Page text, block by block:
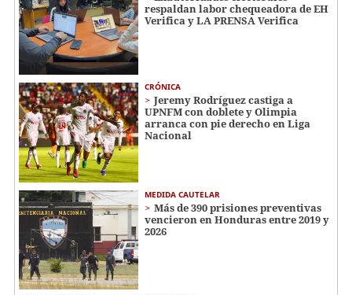
respaldan labor chequeadora de EH
Verifica y LA PRENSA Verifica
CRÓNICA
Jeremy Rodríguez castiga a
UPNFM con doblete y Olimpia
arranca con pie derecho en Liga
Nacional
MEDIDA CAUTELAR
Más de 390 prisiones preventivas
vencieron en Honduras entre 2019 y
2026